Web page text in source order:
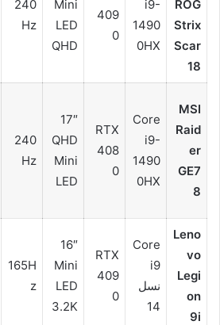
ROG
Strix
Scar
18
i9-
1490
0HX
409
0
Mini
LED
QHD
240
Hz
MSI
Raid
er
GE7
8
Core
i9-
1490
0HX
RTX
408
0
17″
QHD
Mini
LED
240
Hz
Leno
vo
Legi
on
9i
Core
i9
نسل
14
RTX
409
0
16″
Mini
LED
3.2K
165H
z